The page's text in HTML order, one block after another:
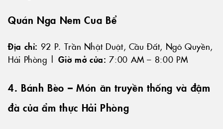
Quán Nga Nem Cua Bể
Địa chỉ: 92 P. Trần Nhật Duật, Cầu Đất, Ngô Quyền,
Hải Phòng | Giờ mở cửa: 7:00 AM – 8:00 PM
4. Bánh Bèo – Món ăn truyền thống và đậm
đà của ẩm thực Hải Phòng